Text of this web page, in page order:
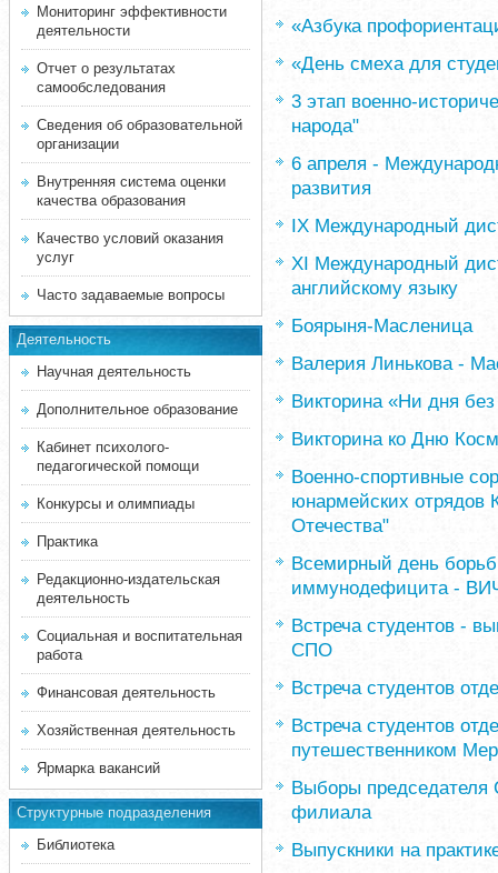
Мониторинг эффективности
деятельности
Отчет о результатах
самообследования
Сведения об образовательной
организации
Внутренняя система оценки
качества образования
Качество условий оказания
услуг
Часто задаваемые вопросы
Деятельность
Научная деятельность
Дополнительное образование
Кабинет психолого-
педагогической помощи
Конкурсы и олимпиады
Практика
Редакционно-издательская
деятельность
Социальная и воспитательная
работа
Финансовая деятельность
Хозяйственная деятельность
Ярмарка вакансий
Структурные подразделения
Библиотека
«Азбука
«День смеха для
3 этап военно-
народа"
6 апреля -
развития
IX Международный
XI Международный
английскому языку
Боярыня-Масленица
Валерия Линькова -
Викторина «Ни дня без
Викторина ко Дню
Военно-спортивные
юнармейских отрядов
Отечества"
Всемирный день
иммунодефицита -
Встреча студентов -
СПО
Встреча студентов
Встреча студентов
путешественником
Выборы председателя
филиала
Выпускники на